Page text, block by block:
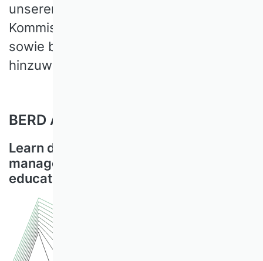
unserer Wissenschaftlichen
Kommissionen und Arbeitsgruppen
sowie befreundeter Organisationen
hinzuweisen.
BERD Academy
Learn data science and data
management with a variety of
educational content!